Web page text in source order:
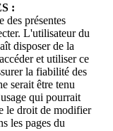
:
des présentes
L'utilisateur du
disposer de la
et utiliser ce
la fiabilité des
serait être tenu
qui pourrait
le droit de modifier
les pages du